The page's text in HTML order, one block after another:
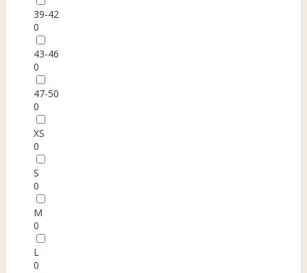
39-42
0
43-46
0
47-50
0
XS
0
S
0
M
0
L
0